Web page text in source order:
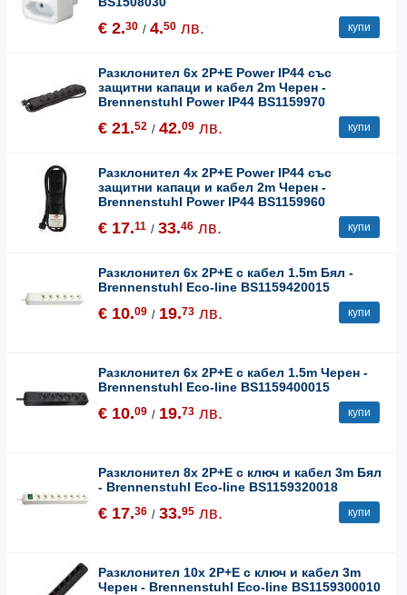
€ 2.30 / 4.50 лв. купи
Разклонител 6x 2P+E Power IP44 със
защитни капаци и кабел 2m Черен -
Brennenstuhl Power IP44 BS1159970
€ 21.52 / 42.09 лв. купи
Разклонител 4x 2P+E Power IP44 със
защитни капаци и кабел 2m Черен -
Brennenstuhl Power IP44 BS1159960
€ 17.11 / 33.46 лв. купи
Разклонител 6x 2P+E с кабел 1.5m Бял -
Brennenstuhl Eco-line BS1159420015
€ 10.09 / 19.73 лв. купи
Разклонител 6x 2P+E с кабел 1.5m Черен -
Brennenstuhl Eco-line BS1159400015
€ 10.09 / 19.73 лв. купи
Разклонител 8x 2P+E с ключ и кабел 3m Бял
- Brennenstuhl Eco-line BS1159320018
€ 17.36 / 33.95 лв. купи
Разклонител 10x 2P+E с ключ и кабел 3m
Черен - Brennenstuhl Eco-line BS1159300010